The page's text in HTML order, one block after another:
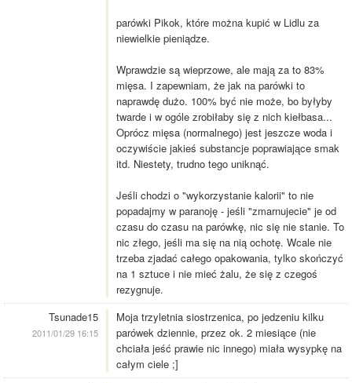
parówki Pikok, które można kupić w Lidlu za
niewielkie pieniądze.
Wprawdzie są wieprzowe, ale mają za to 83%
mięsa. I zapewniam, że jak na parówki to
naprawdę dużo. 100% być nie może, bo byłyby
twarde i w ogóle zrobiłaby się z nich kiełbasa...
Oprócz mięsa (normalnego) jest jeszcze woda i
oczywiście jakieś substancje poprawiające smak
itd. Niestety, trudno tego uniknąć.
Jeśli chodzi o "wykorzystanie kalorii" to nie
popadajmy w paranoję - jeśli "zmarnujecie" je od
czasu do czasu na parówkę, nic się nie stanie. To
nic złego, jeśli ma się na nią ochotę. Wcale nie
trzeba zjadać całego opakowania, tylko skończyć
na 1 sztuce i nie mieć żalu, że się z czegoś
rezygnuje.
Tsunade15
2011/01/29 16:15
Moja trzyletnia siostrzenica, po jedzeniu kilku
parówek dziennie, przez ok. 2 miesiące (nie
chciała jeść prawie nic innego) miała wysypkę na
całym ciele ;]